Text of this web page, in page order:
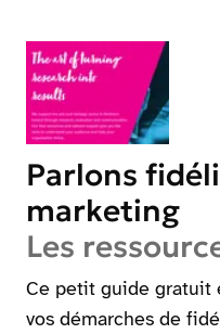
Parlons
marketing
Les
Ce petit guide gratuit
vos démarches de